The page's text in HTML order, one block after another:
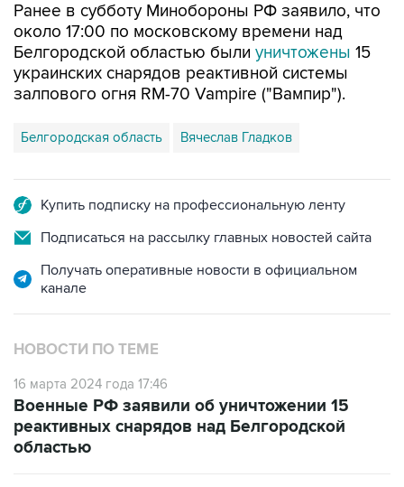
Ранее в субботу Минобороны РФ заявило, что
около 17:00 по московскому времени над
Белгородской областью были уничтожены 15
украинских снарядов реактивной системы
залпового огня RM-70 Vampire ("Вампир").
Белгородская область Вячеслав Гладков
Купить подписку на профессиональную ленту
Подписаться на рассылку главных новостей сайта
Получать оперативные новости в официальном
канале
НОВОСТИ ПО ТЕМЕ
16 марта 2024 года 17:46
Военные РФ заявили об уничтожении 15
реактивных снарядов над Белгородской
областью